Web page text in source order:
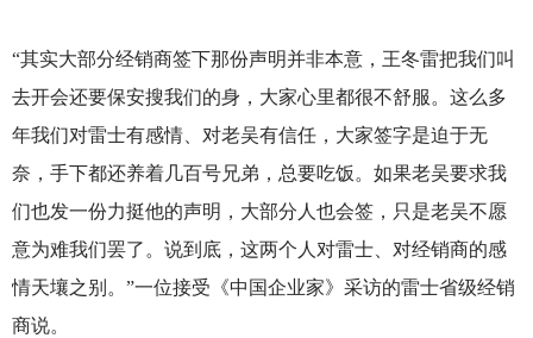
“其实大部分经销商签下那份声明并非本意，王冬雷把我们叫
去开会还要保安搜我们的身，大家心里都很不舒服。这么多
年我们对雷士有感情、对老吴有信任，大家签字是迫于无
奈，手下都还养着几百号兄弟，总要吃饭。如果老吴要求我
们也发一份力挺他的声明，大部分人也会签，只是老吴不愿
意为难我们罢了。说到底，这两个人对雷士、对经销商的感
情天壤之别。”一位接受《中国企业家》采访的雷士省级经销
商说。